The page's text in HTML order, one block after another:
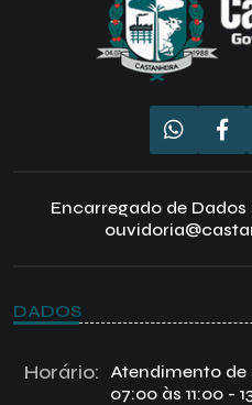
Encarregado de Dados
DADOS
Horário:
Atendimento de
07:00 às 11:00 -